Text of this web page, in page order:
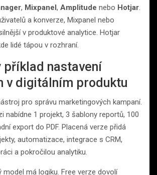
, Mixpanel, Amplitude nebo Hotjar.
a konverze, Mixpanel nebo
v produktové analytice. Hotjar
lidé tápou v rozhraní.
příklad nastavení
v digitálním produktu
pro správu marketingových kampaní.
nabídne 1 projekt, 3 šablony reportů, 100
export do PDF. Placená verze přidá
automatizace, integrace s CRM,
a pokročilou analytiku.
model má logiku. Free verze dovolí